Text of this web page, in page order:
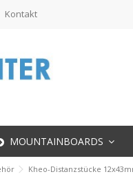
Kontakt
MOUNTAINBOARDS
Kheo-Distanzstücke